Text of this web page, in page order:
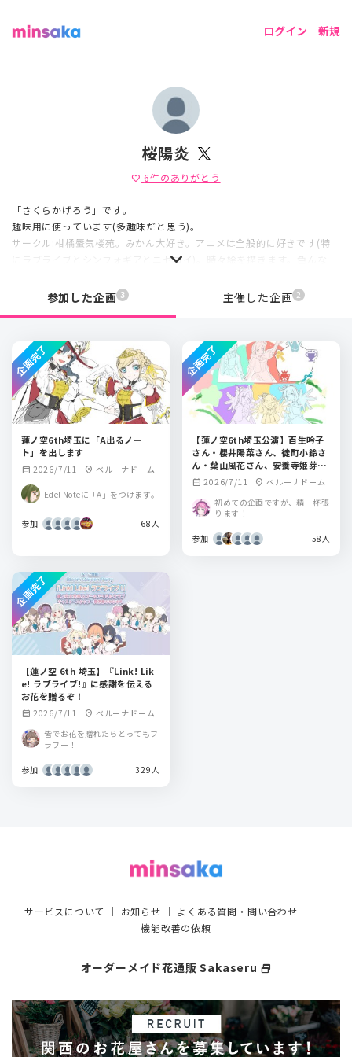
ログイン｜新規
桜陽炎
favorite 6件のありがとう
「さくらかげろう」です。
趣味用に使っています(多趣味だと思う)。
サークル:柑橘蜃気楼苑。みかん大好き。アニメは全般的に好きです(特
にラブライブとシンフォギアとニセコイ)。時々絵を描きます。色んな
DMは基本的に対応しています。上手くなくても好きな事を楽しんでいく
参加した企画 3 主催した企画 2
蓮ノ空6th埼玉に「A出るノー
ト」を出します
calendar_month 2026/7/11 location_on ベルーナドーム
Edel Noteに「A」をつけます。
参加 68人
企画完了
【蓮ノ空6th埼玉公演】百生吟子
さん・櫻井陽菜さん、徒町小鈴さ
ん・葉山風花さん、安養寺姫芽さ
ん・来栖りんさん、 セラス 柳田
リリエンフェルトさん・三宅美羽
さん、桂城泉さん・進藤あまねさ
んにフラワースタンドを送りませ
calendar_month 2026/7/11 location_on ベルーナドーム
初めての企画ですが、精一杯張
ります！
参加 58人
企画完了
【蓮ノ空 6th 埼玉】『Link! Lik
e! ラブライブ!』に感謝を伝える
お花を贈るぞ！
calendar_month 2026/7/11 location_on ベルーナドーム
皆でお花を贈れたらとってもフ
ラワー！
参加 329人
企画完了
サービスについて ｜ お知らせ ｜ よくある質問・問い合わせ ｜
機能改善の依頼
オーダーメイド花通販 Sakaseru select_window